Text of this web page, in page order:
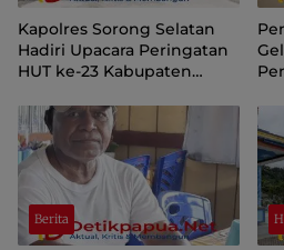
Kapolres Sorong Selatan
Hadiri Upacara Peringatan
HUT ke-23 Kabupaten
Berita